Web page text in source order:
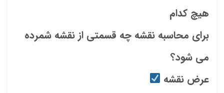
هیچ کدام
برای محاسبه نقشه چه قسمتی از نقشه شمرده
می شود؟
عرض نقشه